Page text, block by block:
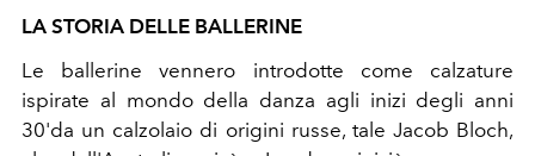
LA STORIA DELLE BALLERINE
Le ballerine vennero introdotte come calzature
ispirate al mondo della danza agli inizi degli anni
30'da un calzolaio di origini russe, tale Jacob Bloch,